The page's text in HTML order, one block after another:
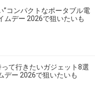
”コンパクトなポータブル電
ムデー 2026で狙いたいも
て行きたいガジェット8選
デー 2026で狙いたいも